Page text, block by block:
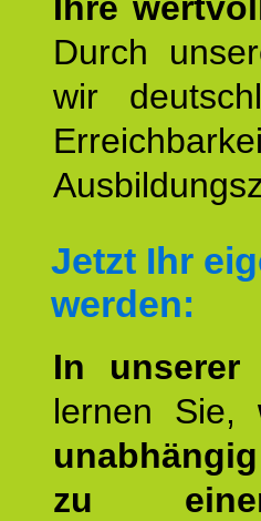
Durch
wir
Jetzt Ihr
werden:
In unserer
lernen Sie,
zu einer